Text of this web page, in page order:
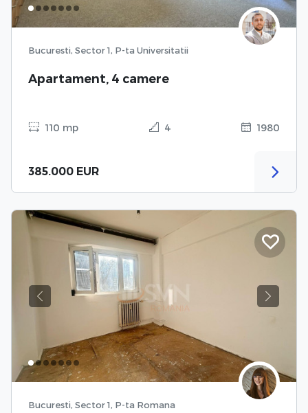
Bucuresti, Sector 1, P-ta Universitatii
Apartament, 4 camere
110 mp 4 1980
385.000 EUR
Previous Next
Bucuresti, Sector 1, P-ta Romana